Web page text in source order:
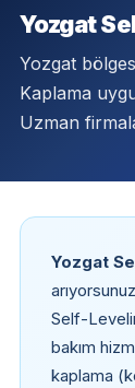
Yozgat
Yozgat
Kaplama
Uzman
Yozgat
Self-
bakım
kaplama